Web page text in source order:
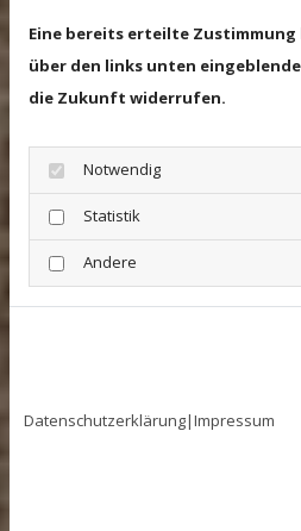
Eine bereits erteilte Zustimmung
über den links unten
die Zukunft widerrufen.
Notwendig
Statistik
Andere
Datenschutzerklärung|Impressum